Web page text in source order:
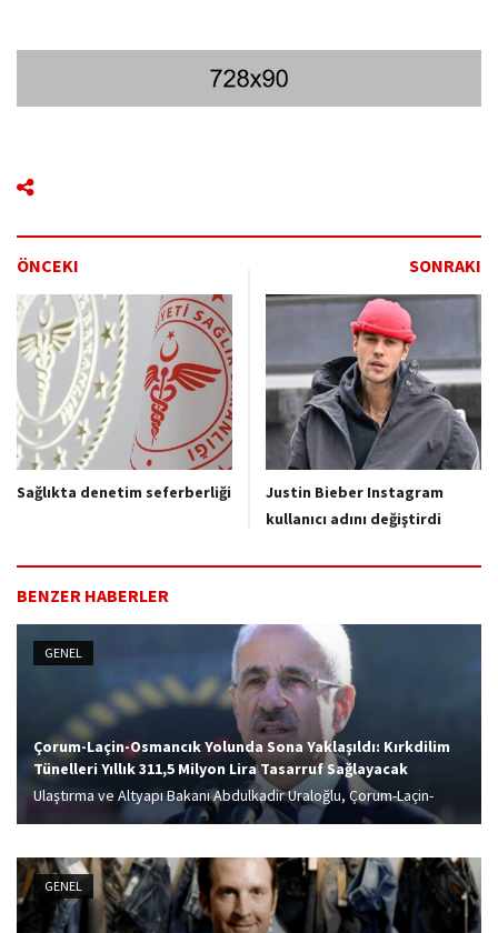
ÖNCEKI SONRAKI
Sağlıkta denetim seferberliği
Justin Bieber Instagram
kullanıcı adını değiştirdi
BENZER HABERLER
GENEL
Çorum-Laçin-Osmancık Yolunda Sona Yaklaşıldı: Kırkdilim
Tünelleri Yıllık 311,5 Milyon Lira Tasarruf Sağlayacak
Ulaştırma ve Altyapı Bakanı Abdulkadir Uraloğlu, Çorum-Laçin-
Osmancık yolunda bulunan Kırkdilim Geçişi'nde inşa edilen toplam
Tünelleri'nde sona yaklaştıklarını bildirdi.
GENEL